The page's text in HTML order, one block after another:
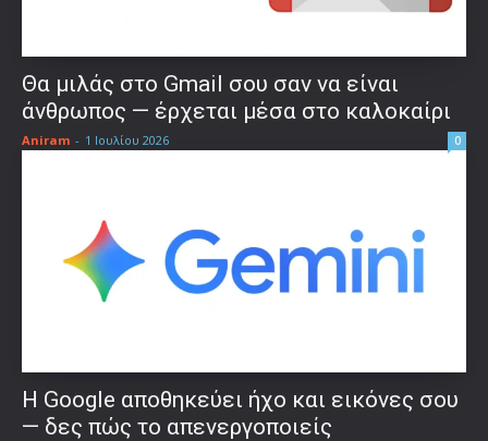
Θα μιλάς στο Gmail σου σαν να είναι
άνθρωπος — έρχεται μέσα στο καλοκαίρι
Aniram - 1 Ιουλίου 2026 0
Η Google αποθηκεύει ήχο και εικόνες σου
— δες πώς το απενεργοποιείς